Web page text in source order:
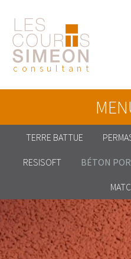
contenu
principal
consultant
TERRE BATTUE
RESISOFT BÉTON